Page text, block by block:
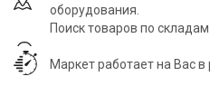
оборудования.
Поиск товаров по
Маркет работает на Вас